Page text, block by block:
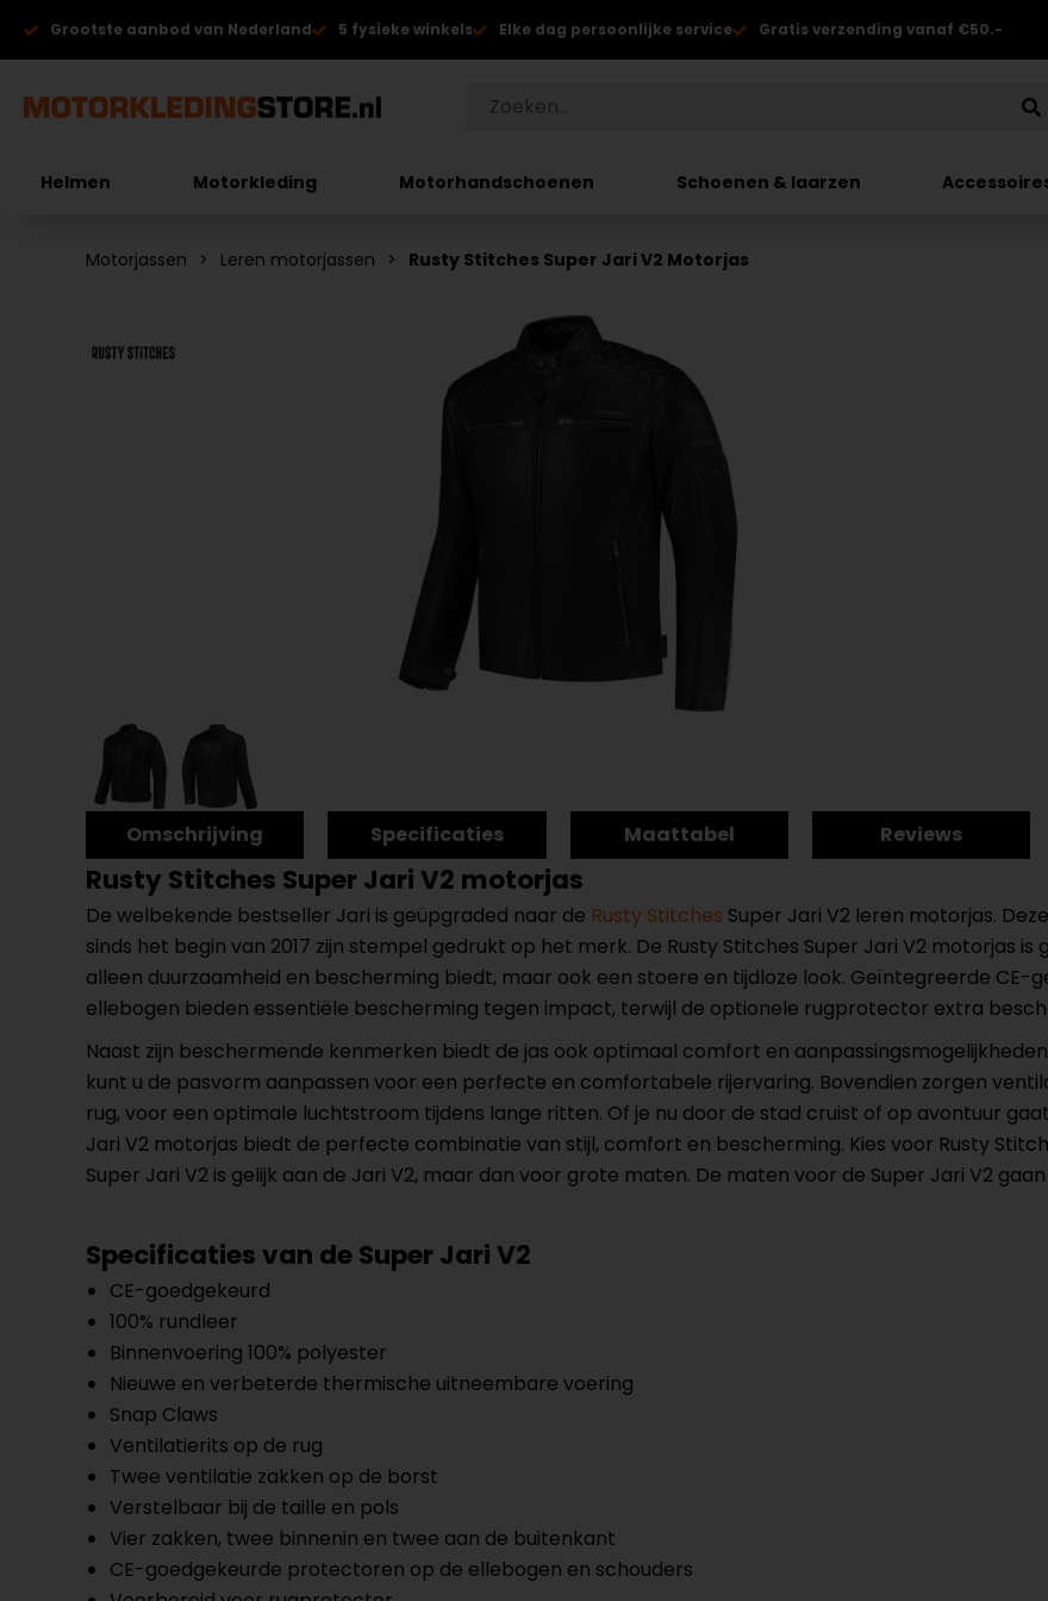
Grootste aanbod van Nederland 5 fysieke winkels Elke dag persoonlijke service Gratis verzending vanaf €50.-
Helmen Motorkleding Motorhandschoenen Schoenen & laarzen
Motorjassen Leren motorjassen Rusty Stitches Super Jari V2 Motorjas
Omschrijving Specificaties Maattabel Reviews
Rusty Stitches Super Jari V2 motorjas
De welbekende bestseller Jari is geüpgraded naar de Rusty Stitches Super Jari V2 leren motorjas.
sinds het begin van 2017 zijn stempel gedrukt op het merk. De Rusty Stitches Super Jari V2 motorjas
alleen duurzaamheid en bescherming biedt, maar ook een stoere en tijdloze look. Geïntegreerde
ellebogen bieden essentiële bescherming tegen impact, terwijl de optionele rugprotector extra
Naast zijn beschermende kenmerken biedt de jas ook optimaal comfort en
kunt u de pasvorm aanpassen voor een perfecte en comfortabele rijervaring. Bovendien zorgen
rug, voor een optimale luchtstroom tijdens lange ritten. Of je nu door de stad cruist of op avontuur
Jari V2 motorjas biedt de perfecte combinatie van stijl, comfort en bescherming. Kies voor Rusty
Super Jari V2 is gelijk aan de Jari V2, maar dan voor grote maten. De maten voor de Super Jari V2
Specificaties van de Super Jari V2
CE-goedgekeurd
100% rundleer
Binnenvoering 100% polyester
Nieuwe en verbeterde thermische uitneembare voering
Snap Claws
Ventilatierits op de rug
Twee ventilatie zakken op de borst
Verstelbaar bij de taille en pols
Vier zakken, twee binnenin en twee aan de buitenkant
CE-goedgekeurde protectoren op de ellebogen en schouders